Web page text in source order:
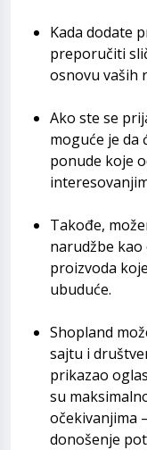
Kada dodate
preporučiti
osnovu vaših
Ako ste se
moguće je da
ponude koje
Takođe,
narudžbe
proizvoda
ubuduće.
Shopland
sajtu i
prikazao
su
očekivanjima
donošenje